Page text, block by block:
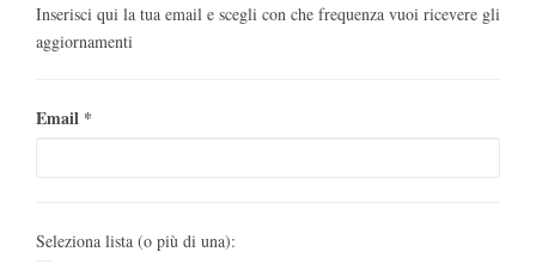
Inserisci qui la tua email e scegli con che frequenza vuoi ricevere gli
aggiornamenti
Email *
Seleziona lista (o più di una):